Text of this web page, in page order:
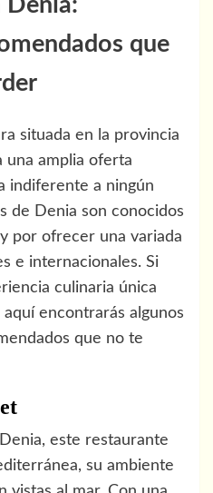
que
situada en la provincia
una amplia oferta
indiferente a ningún
de Denia son conocidos
por ofrecer una variada
e internacionales. Si
culinaria única
encontrarás algunos
que no te
este restaurante
su ambiente